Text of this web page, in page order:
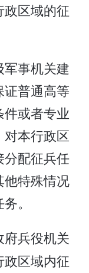
区域的征
事机关建
普通高等
或者专业
本行政区
分配征兵任
他特殊情况
。
兵役机关
区域内征